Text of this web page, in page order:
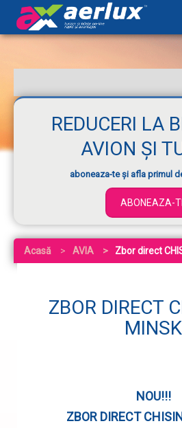
REDUCERI LA
AVION ȘI
aboneaza-te și afla primul
ABONEAZA-
Acasă AVIA Zbor direct
ZBOR DIRECT
MINSK
NOU!!!
ZBOR DIRECT